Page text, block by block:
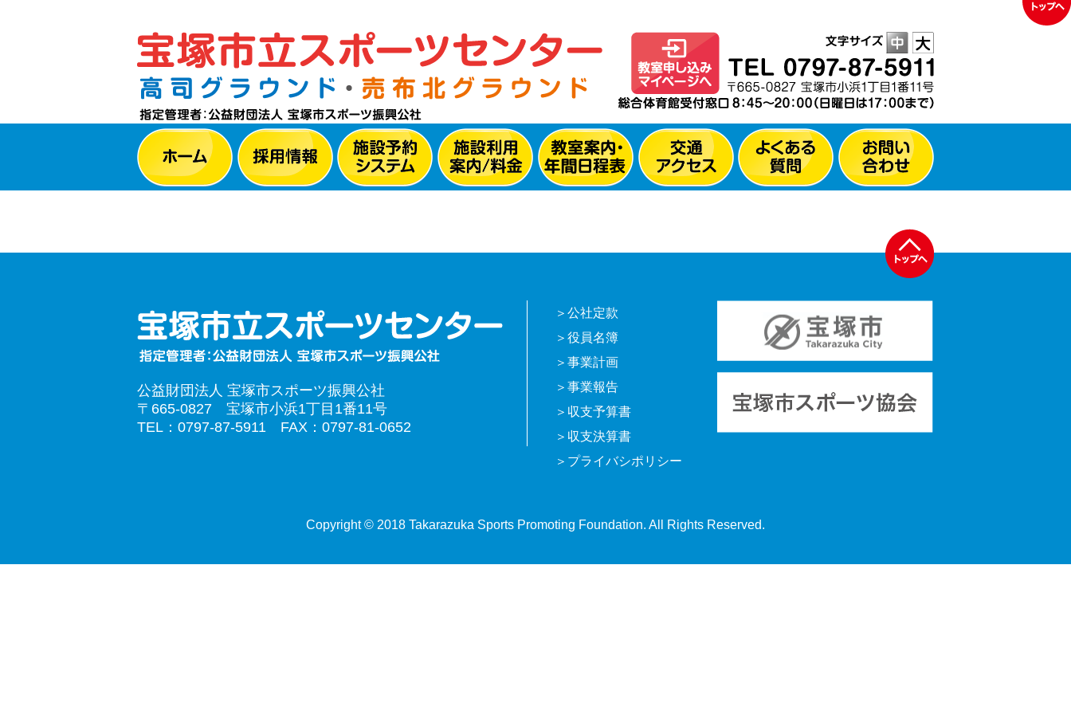
公益財団法人 宝塚市スポーツ振興公社
〒665-0827 宝塚市小浜1丁目1番11号
TEL：0797-87-5911 FAX：0797-81-0652
公社定款
役員名簿
事業計画
事業報告
収支予算書
収支決算書
プライバシポリシー
Copyright © 2018 Takarazuka Sports Promoting Foundation. All Rights Reserved.